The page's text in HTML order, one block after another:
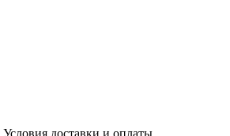
Условия доставки и оплаты